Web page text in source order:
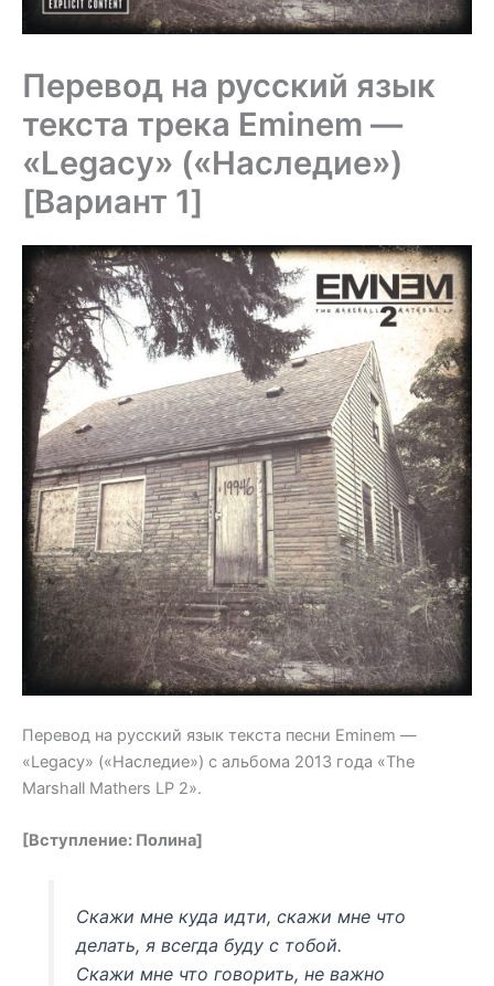
Перевод на русский язык
текста трека Eminem —
«Legacy» («Наследие»)
[Вариант 1]
Перевод на русский язык текста песни Eminem —
«Legacy» («Наследие») с альбома 2013 года «The
Marshall Mathers LP 2».
[Вступление: Полина]
Скажи мне куда идти, скажи мне что
делать, я всегда буду с тобой.
Скажи мне что говорить, не важно